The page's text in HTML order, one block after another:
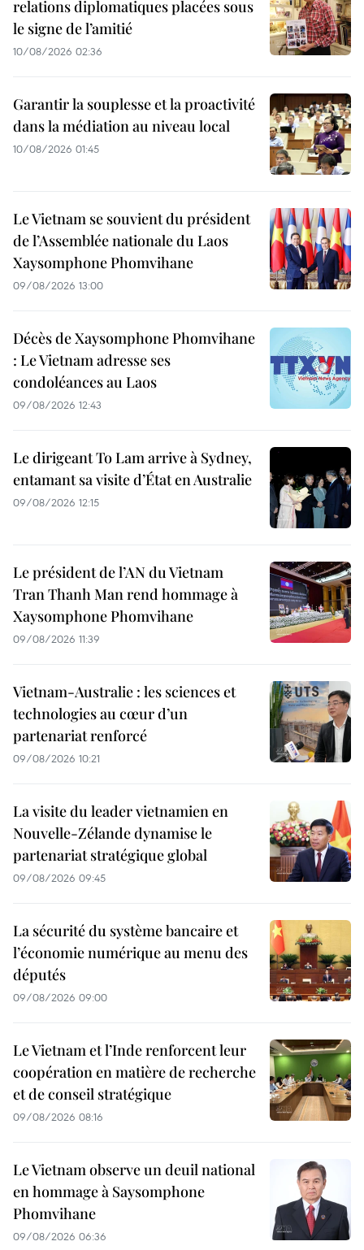
relations diplomatiques placées sous
le signe de l’amitié
10/08/2026 02:36
Garantir la souplesse et la proactivité
dans la médiation au niveau local
10/08/2026 01:45
Le Vietnam se souvient du président
de l’Assemblée nationale du Laos
Xaysomphone Phomvihane
09/08/2026 13:00
Décès de Xaysomphone Phomvihane
: Le Vietnam adresse ses
condoléances au Laos
09/08/2026 12:43
Le dirigeant To Lam arrive à Sydney,
entamant sa visite d’État en Australie
09/08/2026 12:15
Le président de l’AN du Vietnam
Tran Thanh Man rend hommage à
Xaysomphone Phomvihane
09/08/2026 11:39
Vietnam-Australie : les sciences et
technologies au cœur d’un
partenariat renforcé
09/08/2026 10:21
La visite du leader vietnamien en
Nouvelle-Zélande dynamise le
partenariat stratégique global
09/08/2026 09:45
La sécurité du système bancaire et
l’économie numérique au menu des
députés
09/08/2026 09:00
Le Vietnam et l’Inde renforcent leur
coopération en matière de recherche
et de conseil stratégique
09/08/2026 08:16
Le Vietnam observe un deuil national
en hommage à Saysomphone
Phomvihane
09/08/2026 06:36